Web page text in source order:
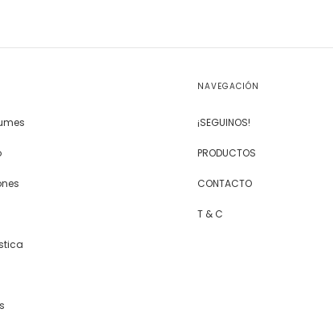
NAVEGACIÓN
¡SEGUINOS!
PRODUCTOS
CONTACTO
T & C